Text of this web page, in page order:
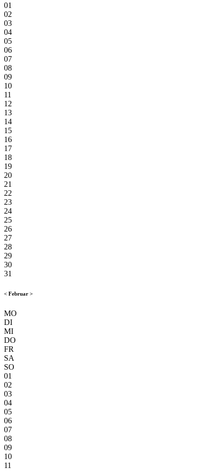
01
02
03
04
05
06
07
08
09
10
11
12
13
14
15
16
17
18
19
20
21
22
23
24
25
26
27
28
29
30
31
< Februar >
MO
DI
MI
DO
FR
SA
SO
01
02
03
04
05
06
07
08
09
10
11